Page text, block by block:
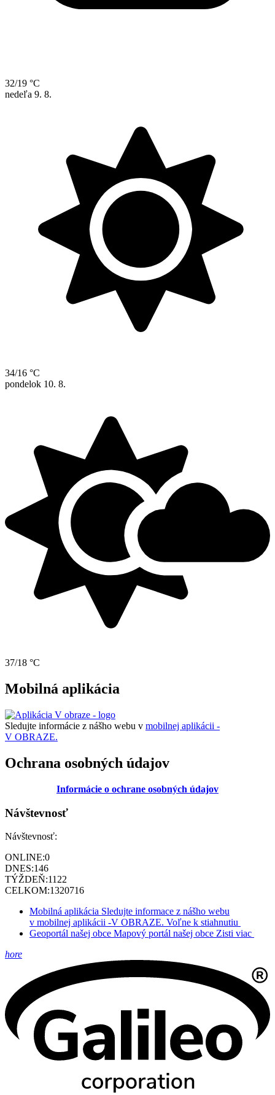
32/19 °C
nedeľa 9. 8.
34/16 °C
pondelok 10. 8.
37/18 °C
Mobilná aplikácia
Sledujte informácie z nášho webu v mobilnej aplikácii -
V OBRAZE.
Ochrana osobných údajov
Informácie o ochrane osobných údajov
Návštevnosť
Návštevnosť:
ONLINE:0
DNES:146
TÝŽDEŇ:1122
CELKOM:1320716
Mobilná aplikácia Sledujte informace z nášho webu
v mobilnej aplikácii -V OBRAZE. Voľne k stiahnutiu
Geoportál našej obce Mapový portál našej obce Zisti viac
hore